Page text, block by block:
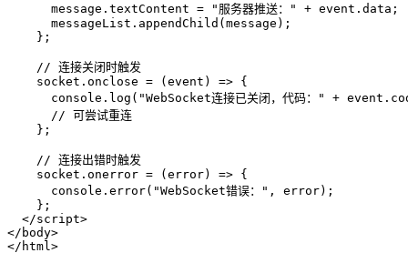
      message.
textContent = "服务器推送：" + event. data ;
      messageList.
appendChild (message);
    };
// 连接关闭时触发
    socket.
onclose = (event ) => {
console . log ( "WebSocket连接已关闭，代码：" + event.
// 可尝试重连
    };
// 连接出错时触发
    socket.
onerror = (error) => {
console . error( "WebSocket错误：" , error);
    };
</script>
</ body>
</ html >